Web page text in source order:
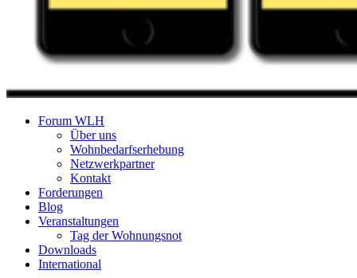
Forum Wohnungslosenhilfe Salzburg
Forum WLH
Über uns
Wohnbedarfserhebung
Netzwerkpartner
Kontakt
Forderungen
Blog
Veranstaltungen
Tag der Wohnungsnot
Downloads
International